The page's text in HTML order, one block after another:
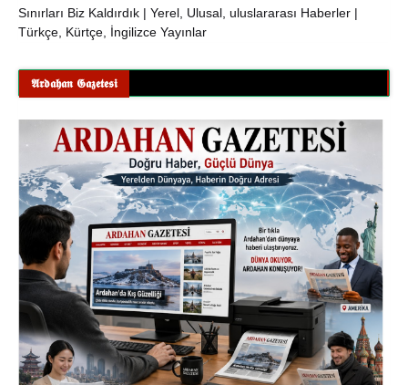
Sınırları Biz Kaldırdık | Yerel, Ulusal, uluslararası Haberler |
Türkçe, Kürtçe, İngilizce Yayınlar
𝕬𝖗𝖉𝖆𝖍𝖆𝖓 𝕲𝖆𝖟𝖊𝖙𝖊𝖘𝖎